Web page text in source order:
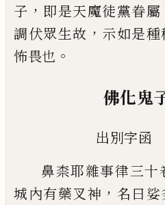
子 ， 即是天魔徒黨眷屬
調伏眾生故 ， 示如是種
怖畏也 。
佛化鬼
出別字函
鼻柰耶雜事律三十
城內有藥叉神 ， 名曰娑